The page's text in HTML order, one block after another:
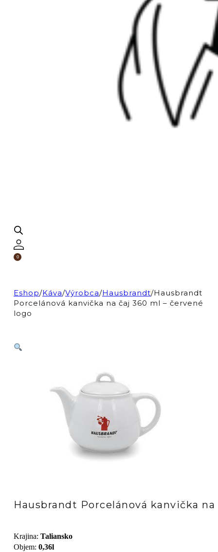
0
Eshop/Káva/Výrobca/Hausbrandt/Hausbrandt
Porcelánová kanvička na čaj 360 ml – červené
logo
Hausbrandt Porcelánová kanvička
Krajina: Taliansko
Objem: 0,36l